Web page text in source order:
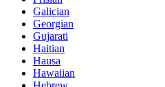
Galician
Georgian
Gujarati
Haitian
Hausa
Hawaiian